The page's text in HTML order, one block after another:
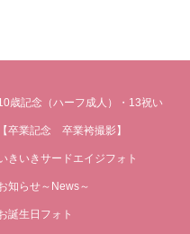
歳記念（ハーフ成人）・13祝い
【卒業記念 卒業袴撮影】
きいきサードエイジフォト
知らせ～News～
誕生日フォト